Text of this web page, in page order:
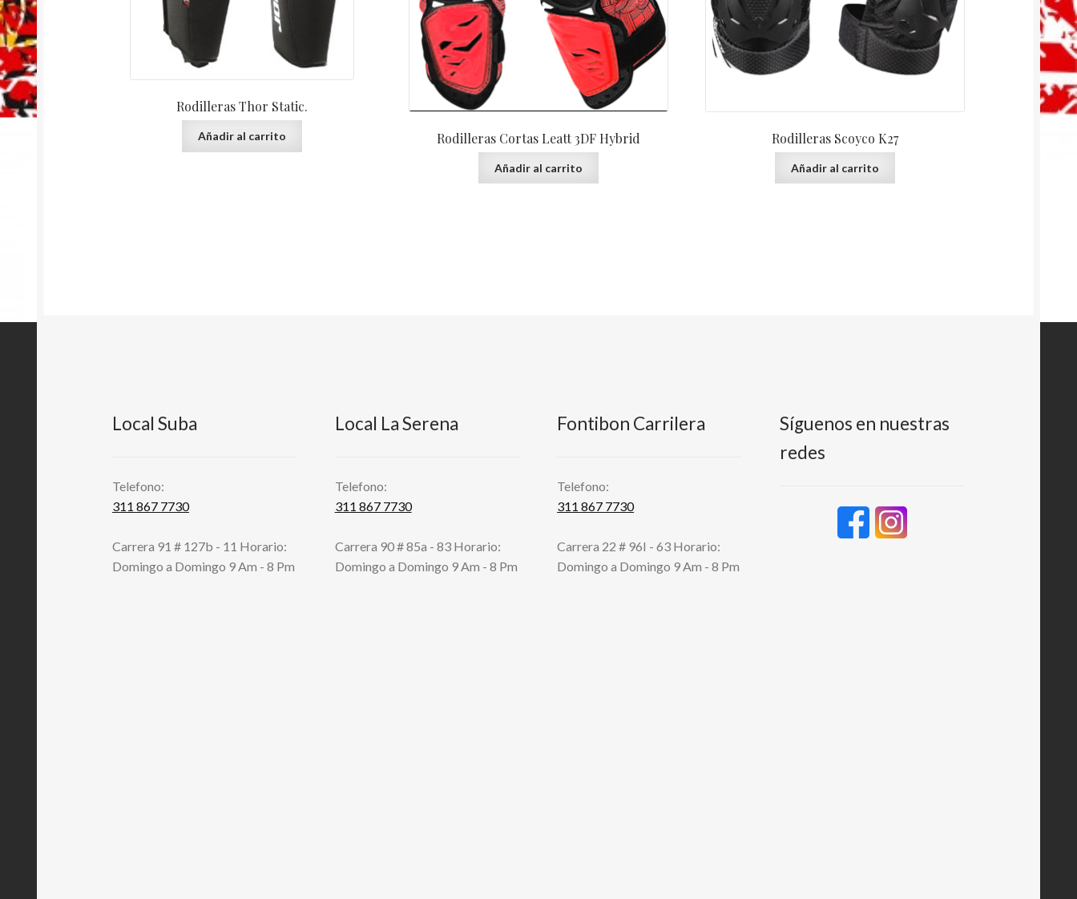
Rodilleras Thor Static.
Añadir al carrito Rodilleras Cortas Leatt 3DF Hybrid
Añadir al carrito
Rodilleras Scoyco K27
Añadir al carrito
Local Suba
Telefono:
311 867 7730
Carrera 91 # 127b - 11 Horario:
Domingo a Domingo 9 Am - 8 Pm
Local La Serena
Telefono:
311 867 7730
Carrera 90 # 85a - 83 Horario:
Domingo a Domingo 9 Am - 8 Pm
Fontibon Carrilera
Telefono:
311 867 7730
Carrera 22 # 96I - 63 Horario:
Domingo a Domingo 9 Am - 8 Pm
Síguenos en nuestras
redes